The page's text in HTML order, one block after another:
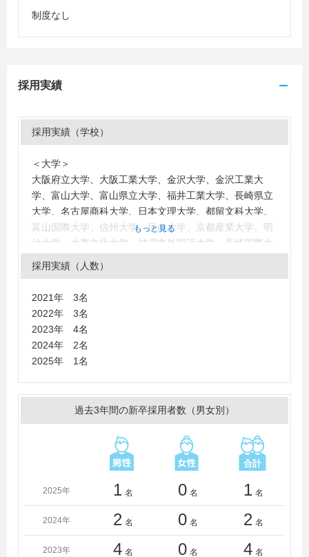
制度なし
採用実績
採用実績（学校）
＜大学＞
大阪府立大学、大阪工業大学、金沢大学、金沢工業大
学、富山大学、富山県立大学、福井工業大学、長崎県立
大学、名古屋商科大学、日本文理大学、都留文科大学、
富山国際大学、信州大学、目白大学、京都産業大学、明
治大学、大東文化大学、神戸市外国語大学、長崎国際大
学、神戸大学、奈良女子大学、慶應義塾大学
＜短大・高専・専門学校＞
もっと見る
採用実績（人数）
2021年 3名
2022年 3名
2023年 4名
2024年 2名
2025年 1名
過去3年間の新卒採用者数（男女別）
2025年 1 名 0 名 1 名
2024年 2 名 0 名 2 名
2023年 4 名 0 名 4 名